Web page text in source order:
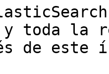
toda la
de este